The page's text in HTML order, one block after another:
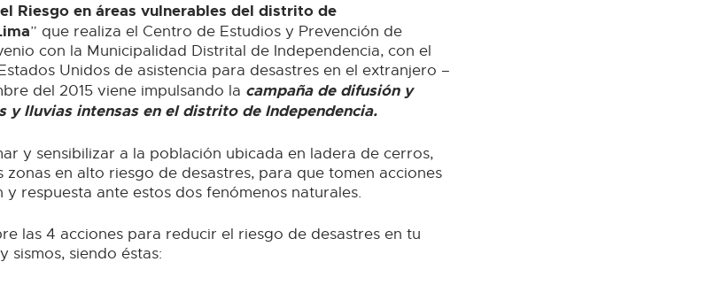
Riesgo en áreas vulnerables del distrito de
” que realiza el Centro de Estudios y Prevención de
con la Municipalidad Distrital de Independencia, con el
Unidos de asistencia para desastres en el extranjero –
del 2015 viene impulsando la campaña de difusión y
y lluvias intensas en el distrito de Independencia.
y sensibilizar a la población ubicada en ladera de cerros,
zonas en alto riesgo de desastres, para que tomen acciones
respuesta ante estos dos fenómenos naturales.
las 4 acciones para reducir el riesgo de desastres en tu
sismos, siendo éstas: